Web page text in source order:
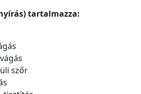
tartalmazza:
szőr